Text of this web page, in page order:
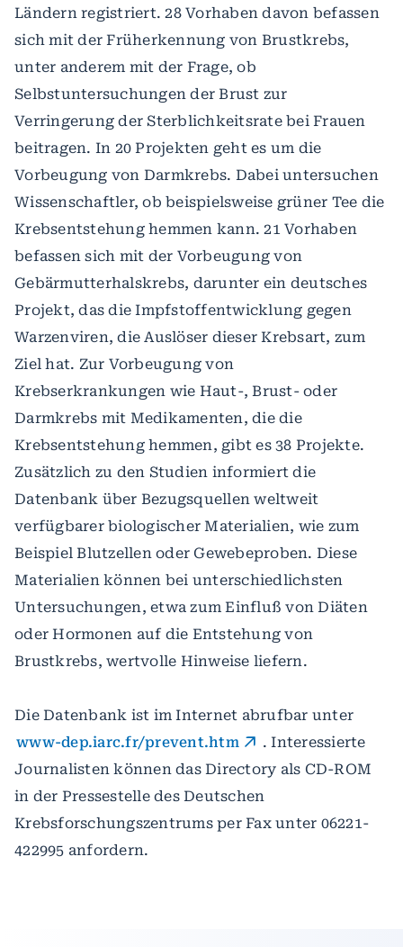
Ländern registriert. 28 Vorhaben davon befassen
sich mit der Früherkennung von Brustkrebs,
unter anderem mit der Frage, ob
Selbstuntersuchungen der Brust zur
Verringerung der Sterblichkeitsrate bei Frauen
beitragen. In 20 Projekten geht es um die
Vorbeugung von Darmkrebs. Dabei untersuchen
Wissenschaftler, ob beispielsweise grüner Tee die
Krebsentstehung hemmen kann. 21 Vorhaben
befassen sich mit der Vorbeugung von
Gebärmutterhalskrebs, darunter ein deutsches
Projekt, das die Impfstoffentwicklung gegen
Warzenviren, die Auslöser dieser Krebsart, zum
Ziel hat. Zur Vorbeugung von
Krebserkrankungen wie Haut-, Brust- oder
Darmkrebs mit Medikamenten, die die
Krebsentstehung hemmen, gibt es 38 Projekte.
Zusätzlich zu den Studien informiert die
Datenbank über Bezugsquellen weltweit
verfügbarer biologischer Materialien, wie zum
Beispiel Blutzellen oder Gewebeproben. Diese
Materialien können bei unterschiedlichsten
Untersuchungen, etwa zum Einfluß von Diäten
oder Hormonen auf die Entstehung von
Brustkrebs, wertvolle Hinweise liefern.
Die Datenbank ist im Internet abrufbar unter
www-dep.iarc.fr/prevent.htm
. Interessierte
Journalisten können das Directory als CD-ROM
in der Pressestelle des Deutschen
Krebsforschungszentrums per Fax unter 06221-
422995 anfordern.